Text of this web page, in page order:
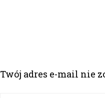
Twój adres e-mail nie